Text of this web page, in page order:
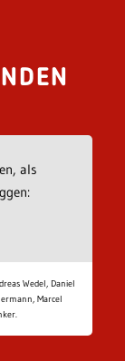
als
Wedel, Daniel
Marcel